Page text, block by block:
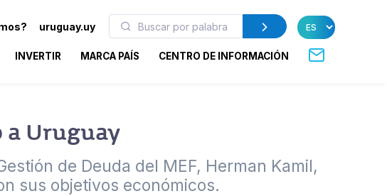
uruguay.uy
INVERTIR MARCA PAÍS CENTRO DE INFORMACIÓN
Uruguay
de Deuda del MEF, Herman Kamil,
sus objetivos económicos.